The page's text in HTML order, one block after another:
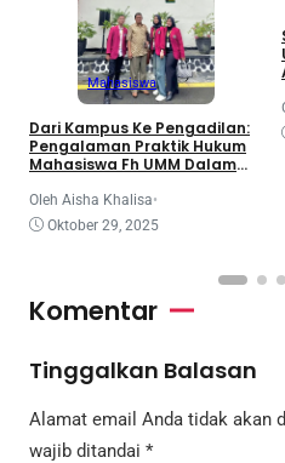
Mahasiswa
Dari Kampus Ke Pengadilan:
Pengalaman Praktik Hukum
Mahasiswa Fh UMM Dalam
Oleh Aisha Khalisa•
Oktober 29, 2025
Komentar
Tinggalkan Balasan
Alamat email Anda tidak akan
wajib ditandai *